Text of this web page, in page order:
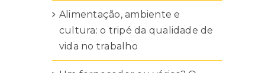
Alimentação, ambiente e
cultura: o tripé da qualidade de
vida no trabalho